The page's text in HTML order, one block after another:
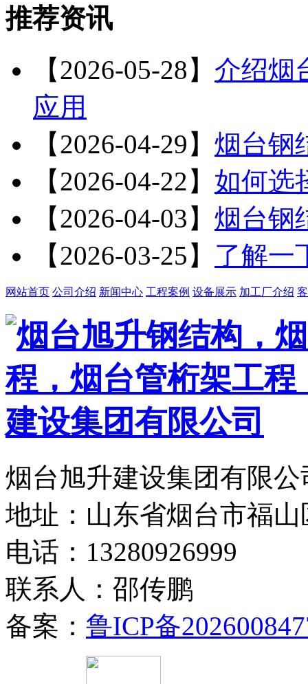
推荐资讯
【2026-05-28】 介绍烟
应用
【2026-04-29】 烟台钢
【2026-04-22】 如何选
【2026-04-03】 烟台钢
【2026-03-25】 了解一
网站首页 公司介绍 新闻中心 工程案例 设备展示 加工厂介绍
烟台旭升建设集团有限
地址：山东省烟台市福
电话：13280926999
联系人：邵传鹏
备案： 鲁ICP备